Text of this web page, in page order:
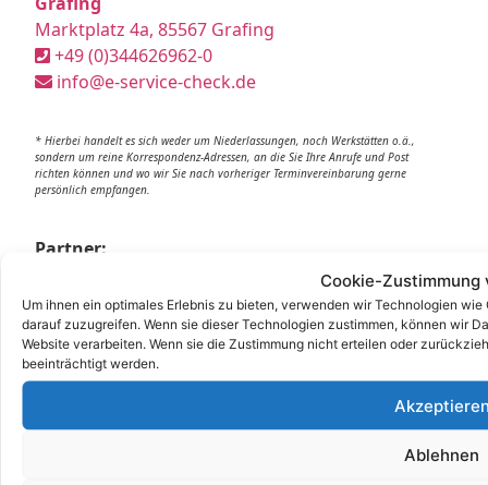
Cookie-Zustimmung
Um ihnen ein optimales Erlebnis zu bieten, verwenden wir Technologien
darauf zuzugreifen. Wenn sie dieser Technologien zustimmen, können wir
Website verarbeiten. Wenn sie die Zustimmung nicht erteilen oder
beeinträchtigt werden.
Ablehnen
Marktplatz 4a, 85567 Grafing
+49 (0)344626962-0
info@e-service-check.de
* Hierbei handelt es sich weder um Niederlassungen, noch Werkstätten o.ä.,
sondern um reine Korrespondenz-Adressen, an die Sie Ihre Anrufe und Post
richten können und wo wir Sie nach vorheriger Terminvereinbarung gerne
persönlich empfangen.
Partner:
DGUV
DGUV V3
Stellenangebot